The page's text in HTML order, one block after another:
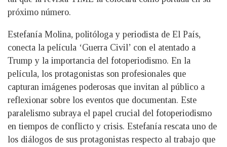
próximo número.
Estefanía Molina, politóloga y periodista de El País,
conecta la película ‘Guerra Civil’ con el atentado a
Trump y la importancia del fotoperiodismo. En la
película, los protagonistas son profesionales que
capturan imágenes poderosas que invitan al público a
reflexionar sobre los eventos que documentan. Este
paralelismo subraya el papel crucial del fotoperiodismo
en tiempos de conflicto y crisis. Estefanía rescata uno de
los diálogos de sus protagonistas respecto al trabajo que